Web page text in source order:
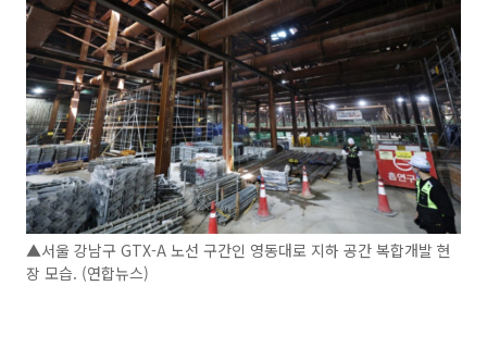
▲서울 강남구 GTX-A 노선 구간인 영동대로 지하 공간 복합개발 현
장 모습. (연합뉴스)